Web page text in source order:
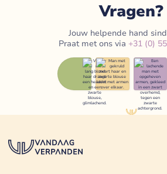
Vragen?
Jouw helpende hand
Praat met ons via +31 (0)